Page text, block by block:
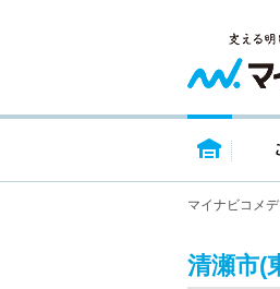
トップ
マイナビコメ
清瀬市(